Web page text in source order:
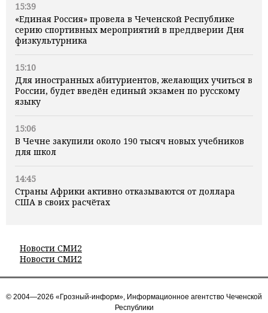
15:39
«Единая Россия» провела в Чеченской Республике
серию спортивных мероприятий в преддверии Дня
физкультурника
15:10
Для иностранных абитуриентов, желающих учиться в
России, будет введён единый экзамен по русскому
языку
15:06
В Чечне закупили около 190 тысяч новых учебников
для школ
14:45
Страны Африки активно отказываются от доллара
США в своих расчётах
Новости СМИ2
Новости СМИ2
© 2004—2026 «Грозный-информ», Информационное агентство Чеченской
Республики